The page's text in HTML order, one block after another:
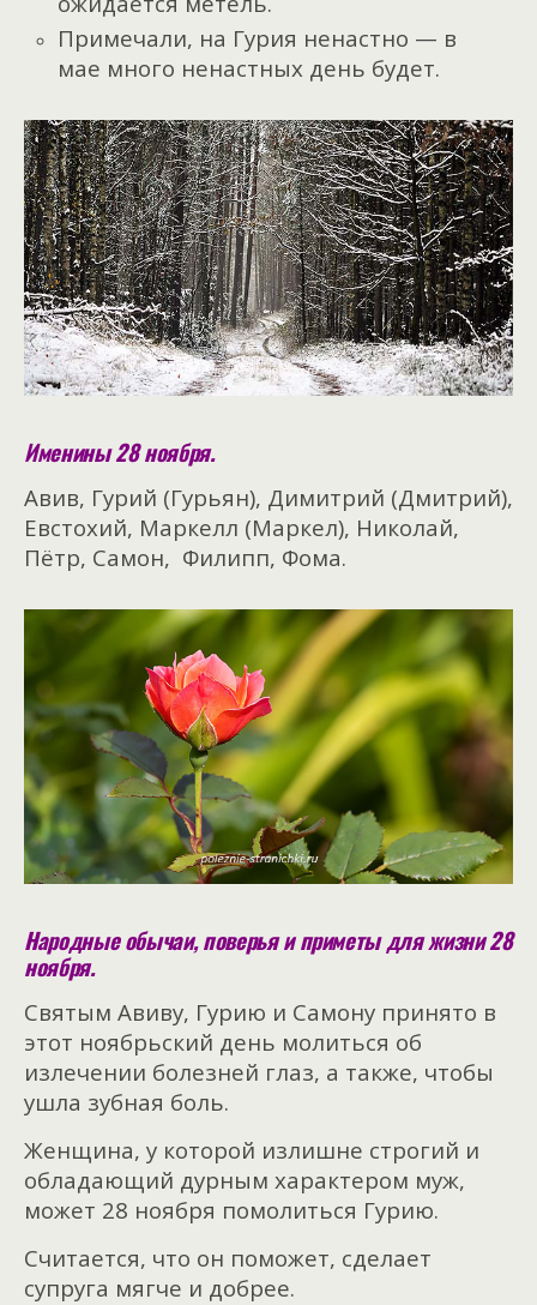
Примечали, на Гурия ненастно — в
мае много ненастных день будет.
Именины 28 ноября.
Авив, Гурий (Гурьян), Димитрий (Дмитрий),
Евстохий, Маркелл (Маркел), Николай,
Пётр, Самон, Филипп, Фома.
Народные обычаи, поверья и приметы для жизни 28
ноября.
Святым Авиву, Гурию и Самону принято в
этот ноябрьский день молиться об
излечении болезней глаз, а также, чтобы
ушла зубная боль.
Женщина, у которой излишне строгий и
обладающий дурным характером муж,
может 28 ноября помолиться Гурию.
Считается, что он поможет, сделает
супруга мягче и добрее.